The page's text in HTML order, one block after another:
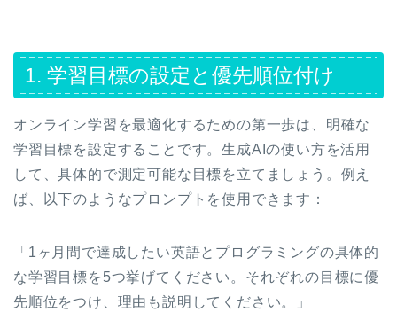
1. 学習目標の設定と優先順位付け
オンライン学習を最適化するための第一歩は、明確な
学習目標を設定することです。生成AIの使い方を活用
して、具体的で測定可能な目標を立てましょう。例え
ば、以下のようなプロンプトを使用できます：
「1ヶ月間で達成したい英語とプログラミングの具体的
な学習目標を5つ挙げてください。それぞれの目標に優
先順位をつけ、理由も説明してください。」